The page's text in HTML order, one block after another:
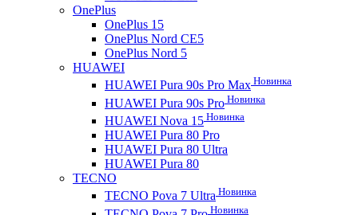
OnePlus
OnePlus 15
OnePlus Nord CE5
OnePlus Nord 5
HUAWEI
HUAWEI Pura 90s Pro Max Новинка
HUAWEI Pura 90s Pro Новинка
HUAWEI Nova 15 Новинка
HUAWEI Pura 80 Pro
HUAWEI Pura 80 Ultra
HUAWEI Pura 80
TECNO
TECNO Pova 7 Ultra Новинка
Новинка